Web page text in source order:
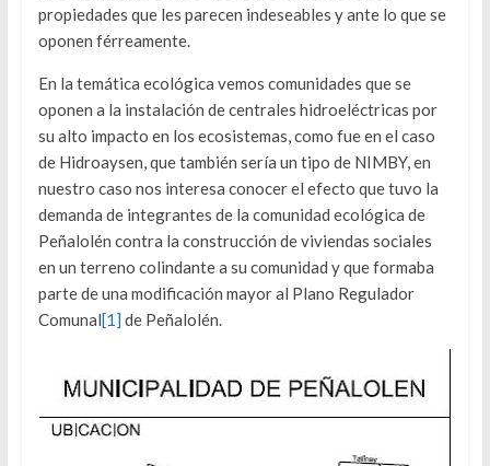
propiedades que les parecen indeseables y ante lo que se
oponen férreamente.
En la temática ecológica vemos comunidades que se
oponen a la instalación de centrales hidroeléctricas por
su alto impacto en los ecosistemas, como fue en el caso
de Hidroaysen, que también sería un tipo de NIMBY, en
nuestro caso nos interesa conocer el efecto que tuvo la
demanda de integrantes de la comunidad ecológica de
Peñalolén contra la construcción de viviendas sociales
en un terreno colindante a su comunidad y que formaba
parte de una modificación mayor al Plano Regulador
Comunal[1] de Peñalolén.